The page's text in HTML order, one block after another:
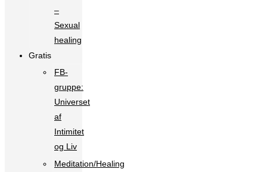
–
Sexual
healing
Gratis
FB-
gruppe:
Universet
af
Intimitet
og Liv
Meditation/Healing